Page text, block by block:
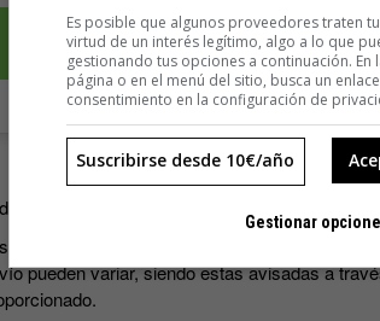
SUSCRIBIRME
los precios incluyen IVA.
suscripciones incluyen los cuatro números
pueden variar, siendo estas avisadas a
Es posible que algunos proveedores traten
virtud de un interés legítimo, algo a lo que
gestionando tus opciones a continuación.
página o en el menú del sitio, busca un
consentimiento en la configuración de
Suscribirse desde 10€/año
Gestionar